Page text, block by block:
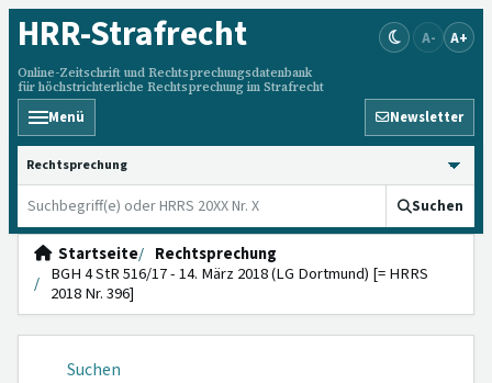
HRR-Strafrecht
Online-Zeitschrift und Rechtsprechungsdatenbank
für höchstrichterliche Rechtsprechung im Strafrecht
A- A+
Menü Newsletter
HRRS durchsuchen
Suchen
Startseite
Rechtsprechung
BGH 4 StR 516/17 - 14. März 2018 (LG Dortmund) [= HRRS
2018 Nr. 396]
Suchen